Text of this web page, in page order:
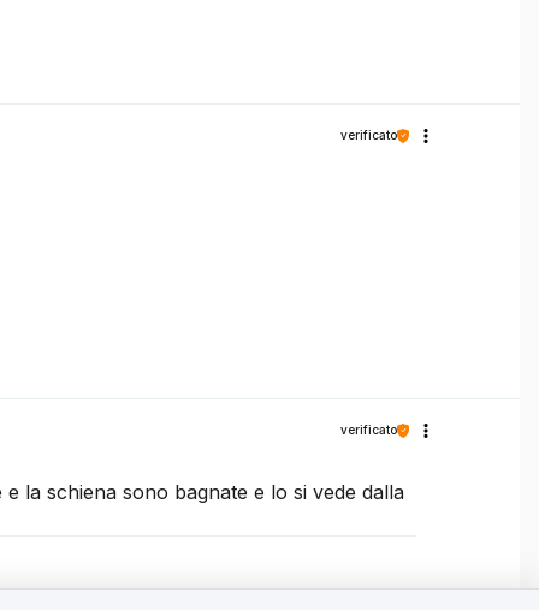
verificato
verificato
la schiena sono bagnate e lo si vede dalla